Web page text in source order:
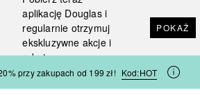
aplikację Douglas i
regularnie otrzymuj
ekskluzywne akcje i
rabaty
POKAŻ
przy zakupach od 199 zł! Kod:HOT